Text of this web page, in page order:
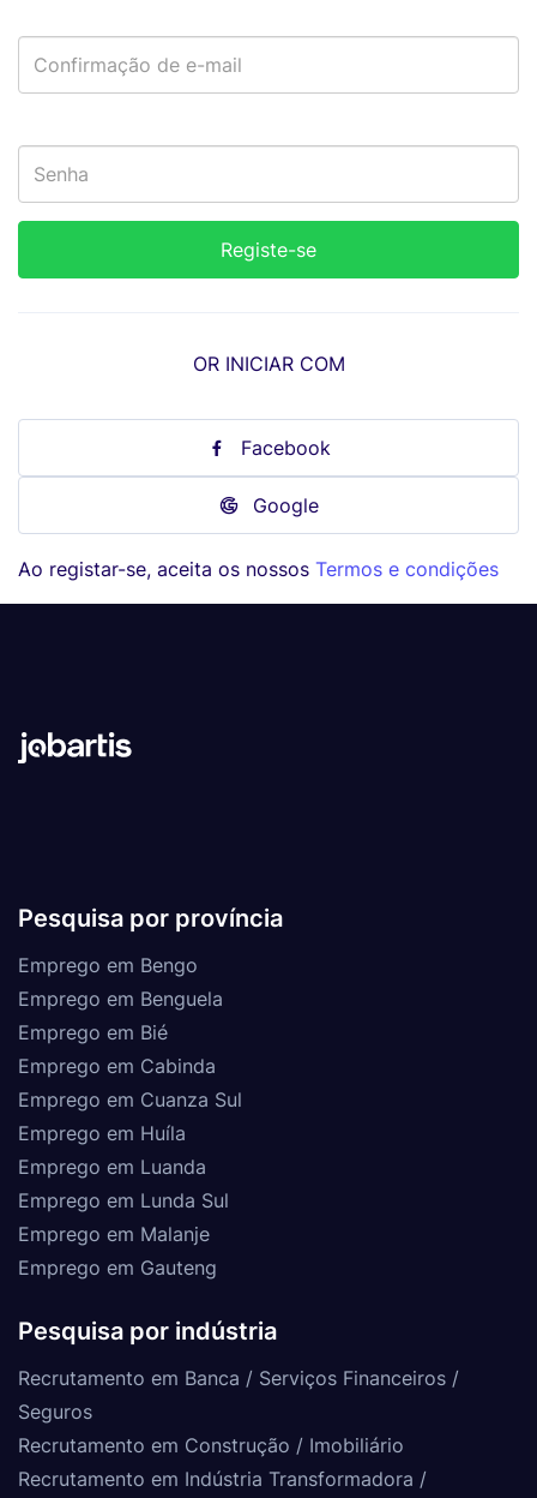
OR INICIAR COM
Facebook
Google
Ao registar-se, aceita os nossos Termos e condições
Pesquisa por província
Emprego em Bengo
Emprego em Benguela
Emprego em Bié
Emprego em Cabinda
Emprego em Cuanza Sul
Emprego em Huíla
Emprego em Luanda
Emprego em Lunda Sul
Emprego em Malanje
Emprego em Gauteng
Pesquisa por indústria
Recrutamento em Banca / Serviços Financeiros /
Seguros
Recrutamento em Construção / Imobiliário
Recrutamento em Indústria Transformadora /